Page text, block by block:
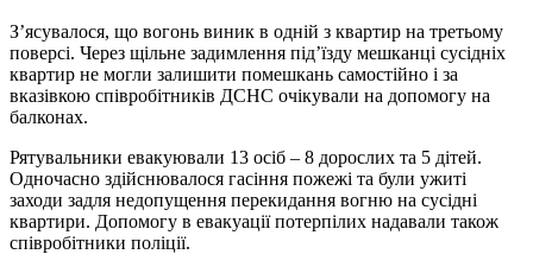
З’ясувалося, що вогонь виник в одній з квартир на третьому
поверсі. Через щільне задимлення під’їзду мешканці сусідніх
квартир не могли залишити помешкань самостійно і за
вказівкою співробітників ДСНС очікували на допомогу на
балконах.
Рятувальники евакуювали 13 осіб – 8 дорослих та 5 дітей.
Одночасно здійснювалося гасіння пожежі та були ужиті
заходи задля недопущення перекидання вогню на сусідні
квартири. Допомогу в евакуації потерпілих надавали також
співробітники поліції.